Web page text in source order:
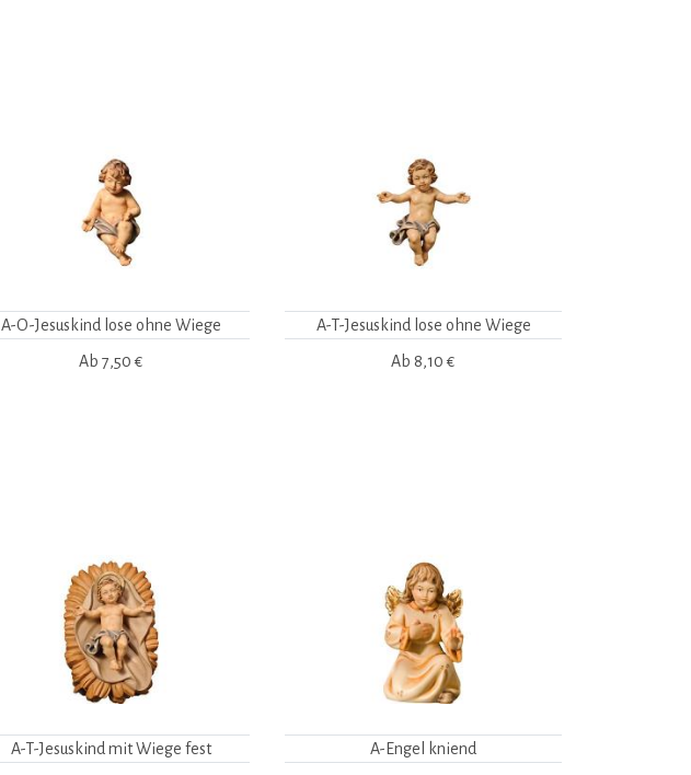
A-O-Jesuskind lose ohne Wiege
Ab 7,50 €
A-T-Jesuskind lose ohne Wiege
Ab 8,10 €
A-T-Jesuskind mit Wiege fest A-Engel kniend